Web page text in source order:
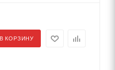
В КОРЗИНУ